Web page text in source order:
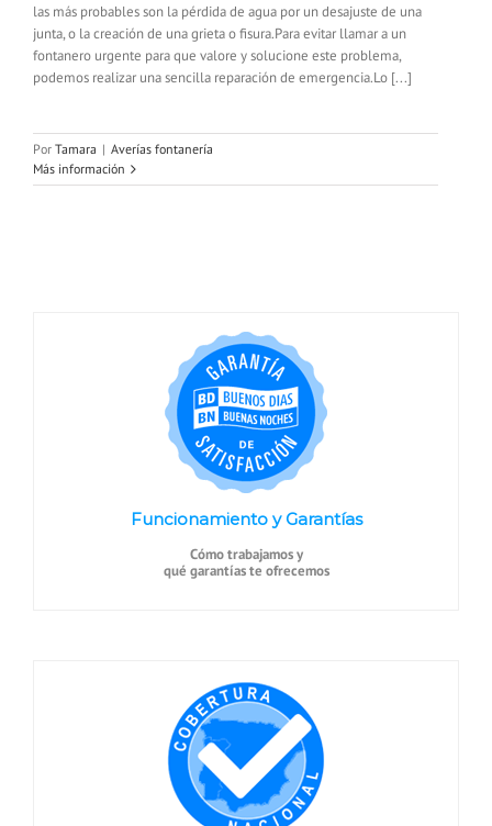
las más probables son la pérdida de agua por un desajuste de una
junta, o la creación de una grieta o fisura.Para evitar llamar a un
fontanero urgente para que valore y solucione este problema,
podemos realizar una sencilla reparación de emergencia.Lo [...]
Por Tamara | Averías fontanería
Más información
Funcionamiento y Garantías
Cómo trabajamos y
qué garantías te ofrecemos